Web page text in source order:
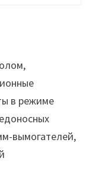
в режиме
вымогателей,